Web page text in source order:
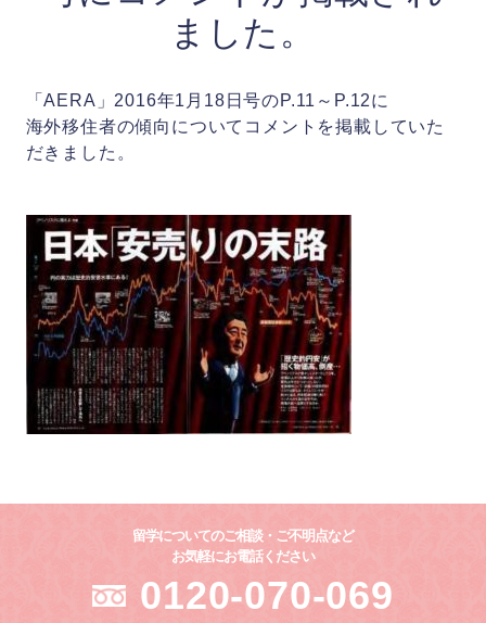
最新留学情報
お問い合わせ
ました。
「AERA」2016年1月18日号のP.11～P.12に
海外移住者の傾向についてコメントを掲載していた
だきました。
留学についてのご相談・ご不明点など
お気軽にお電話ください
0120-070-069